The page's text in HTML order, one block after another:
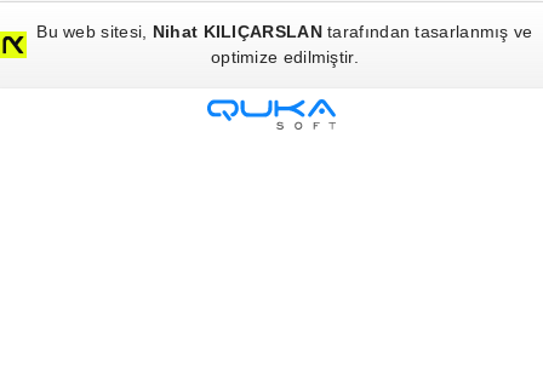
Bu web sitesi, Nihat KILIÇARSLANtarafından tasarlanmış ve
optimize edilmiştir.